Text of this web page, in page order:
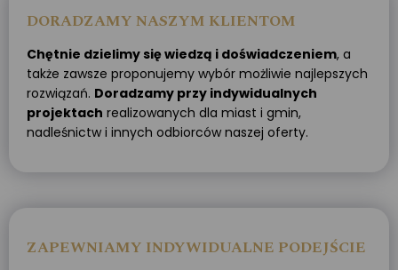
DORADZAMY NASZYM KLIENTOM
Chętnie dzielimy się wiedzą i doświadczeniem, a
także zawsze proponujemy wybór możliwie najlepszych
rozwiązań. Doradzamy przy indywidualnych
projektach realizowanych dla miast i gmin,
nadleśnictw i innych odbiorców naszej oferty.
ZAPEWNIAMY INDYWIDUALNE PODEJŚCIE